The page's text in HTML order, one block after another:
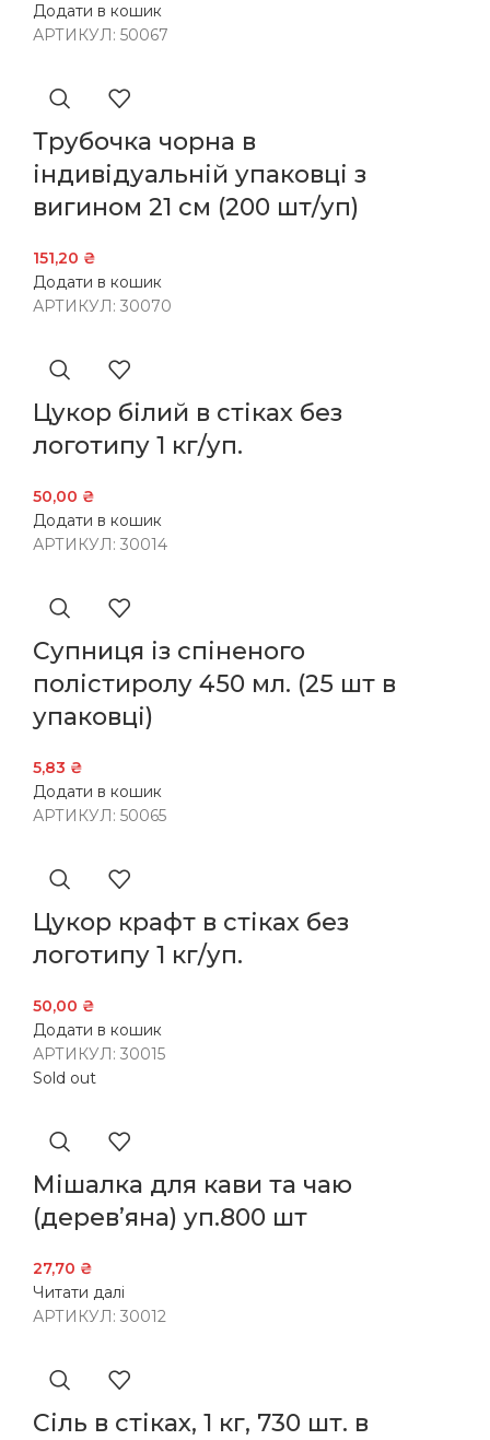
Додати в кошик
АРТИКУЛ: 50067
Трубочка чорна в
індивідуальній упаковці з
вигином 21 см (200 шт/уп)
151,20 ₴
Додати в кошик
АРТИКУЛ: 30070
Цукор білий в стіках без
логотипу 1 кг/уп.
50,00 ₴
Додати в кошик
АРТИКУЛ: 30014
Супниця із спіненого
полістиролу 450 мл. (25 шт в
упаковці)
5,83 ₴
Додати в кошик
АРТИКУЛ: 50065
Цукор крафт в стіках без
логотипу 1 кг/уп.
50,00 ₴
Додати в кошик
АРТИКУЛ: 30015
Sold out
Мішалка для кави та чаю
(дерев’яна) уп.800 шт
27,70 ₴
Читати далі
АРТИКУЛ: 30012
Сіль в стіках, 1 кг, 730 шт. в